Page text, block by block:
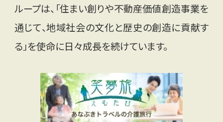
ループは、「住まい創りや不動産価値創造事業を
通じて、地域社会の文化と歴史の創造に貢献す
る」を使命に日々成長を続けています。